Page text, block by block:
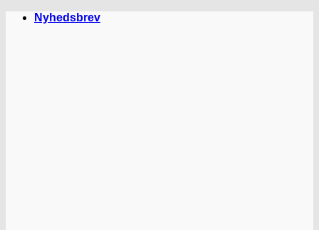
FortsætNyhedsbrev